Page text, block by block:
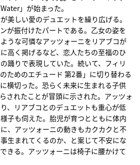
」が始まった。
美しい愛のデュエットを繰り広げる。
が振付けたパートである。乙女の姿を
うな可憐なアッツォーニをリアブコが
高く掲げるなど、恋人たちの至福のひ
踊りで表現していた。続いて、フィリ
ためのエチュード 第2番」に切り替わる
横切った。恐らく未来に生まれる子供
されたことが冒頭に示された。アッツォ
、リアブコとのデュエットも重心が低
子も伺えた。胎児が育つとともに体内
、アッツォーニの動きもカクカクと不
生まれてくるのか、と案じて不安にな
きる。アッツォーニは椅子に腰かけて